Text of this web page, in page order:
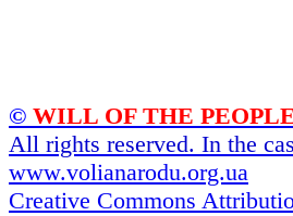
© WILL OF THE
All rights reserved. In the
www.volianarodu.org.ua
Creative Commons